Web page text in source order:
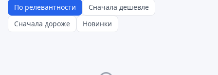
По релевантности
Сначала дешевле
Сначала дороже
Новинки